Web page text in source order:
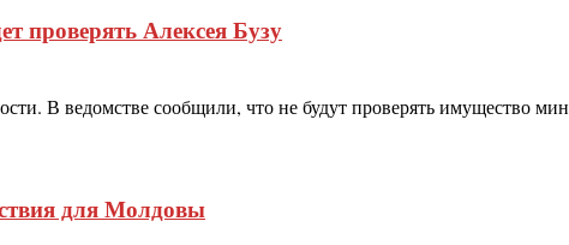
проверять Алексея Бузу
В ведомстве сообщили, что не будут проверять имущество
для Молдовы